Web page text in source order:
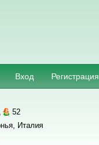
Регистрация
Вход
52
Италия